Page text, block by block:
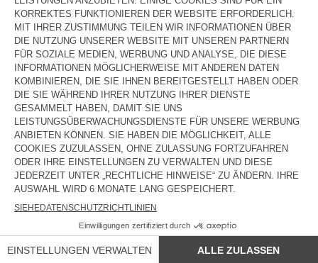
HERRENJOGGINGHOSE ATUBAY
125 €
62,50 €
HERRENJACKE GREZBAY
185 €
92,50 €
HERRENSWEATSHIRT ATUBAY
115 €
57,50 €
HERRENHOSE LYVOW
145 €
72,50 €
HERRENHEMD ABOTOWN
145 €
72,50 €
HERRENHEMD TYSCO
130 €
HERRENKAPUZENPULLOVER
PLIZZY
145 €
72,50 €
HERRENHOSE LANOW
160 € 80 €
160 €
80 €
125 €
62,50 € 87,50 €